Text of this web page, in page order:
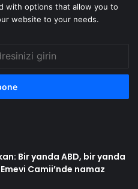
with options that allow you to
website to your needs.
Bir yanda ABD, bir yanda
Camii’nde namaz